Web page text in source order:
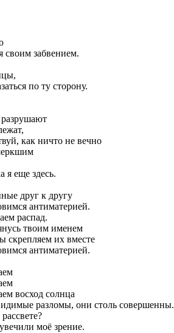
своим забвением.
по ту сторону.
как ничто не вечно
я еще здесь.
друг к другу
антиматерией.
распад.
твоим именем
скрепляем их вместе
антиматерией.
восход солнца
разломы, они столь совершенны.
моё зрение.